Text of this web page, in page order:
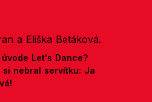
Let's Dance?
si nebral servítku: Ja